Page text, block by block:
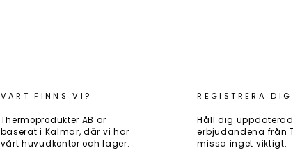
VART FINNS VI?
Thermoprodukter AB är
baserat i Kalmar, där vi har
vårt huvudkontor och lager.
REGISTRERA
Håll dig
erbjudandena från
missa inget viktigt.